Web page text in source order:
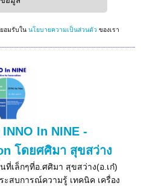
อมรับใน นโยบายความเป็นส่วนตัว ของเรา
In NINE -
โดยศศิมา สุขสว่าง
เล็กๆที่อ.ศศิมา สุขสว่าง(อ.เก๋)
สบการณ์ความรู้ เทคนิค เครื่อง